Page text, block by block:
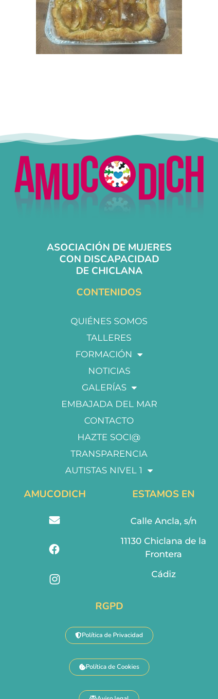
ASOCIACIÓN DE MUJERES
CON DISCAPACIDAD
DE CHICLANA
CONTENIDOS
QUIÉNES SOMOS
TALLERES
FORMACIÓN
NOTICIAS
GALERÍAS
EMBAJADA DEL MAR
CONTACTO
HAZTE SOCI@
TRANSPARENCIA
AUTISTAS NIVEL 1
AMUCODICH ESTAMOS EN
Calle Ancla, s/n
11130 Chiclana de la
Frontera
Cádiz
RGPD
Política de Privacidad
Política de Cookies